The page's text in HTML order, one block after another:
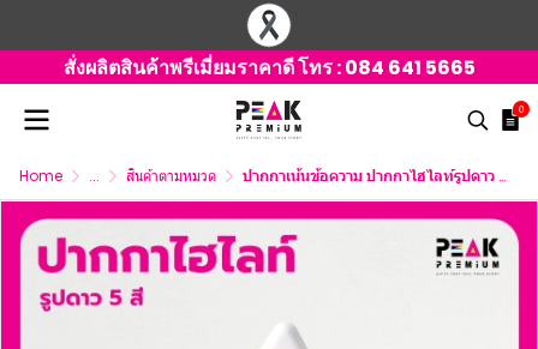
สั่งผลิตสินค้าพรีเมี่ยมราคาดี โทร :084 641 5665
0
Home ... สินค้าตามหมวด ปากกาเน้นข้อความ ปากกาไฮไลท์รูปดาว 5 สี พร้อมโลโก้